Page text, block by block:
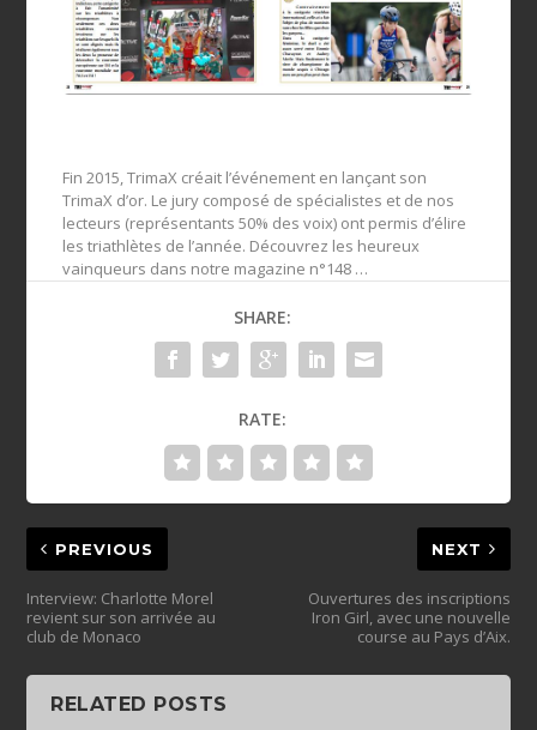
Fin 2015, TrimaX créait l’événement en lançant son
TrimaX d’or. Le jury composé de spécialistes et de nos
lecteurs (représentants 50% des voix) ont permis d’élire
les triathlètes de l’année. Découvrez les heureux
vainqueurs dans notre magazine n°148 …
SHARE:
RATE:
PREVIOUS
Interview: Charlotte Morel
revient sur son arrivée au
club de Monaco
NEXT
Ouvertures des inscriptions
Iron Girl, avec une nouvelle
course au Pays d’Aix.
RELATED POSTS